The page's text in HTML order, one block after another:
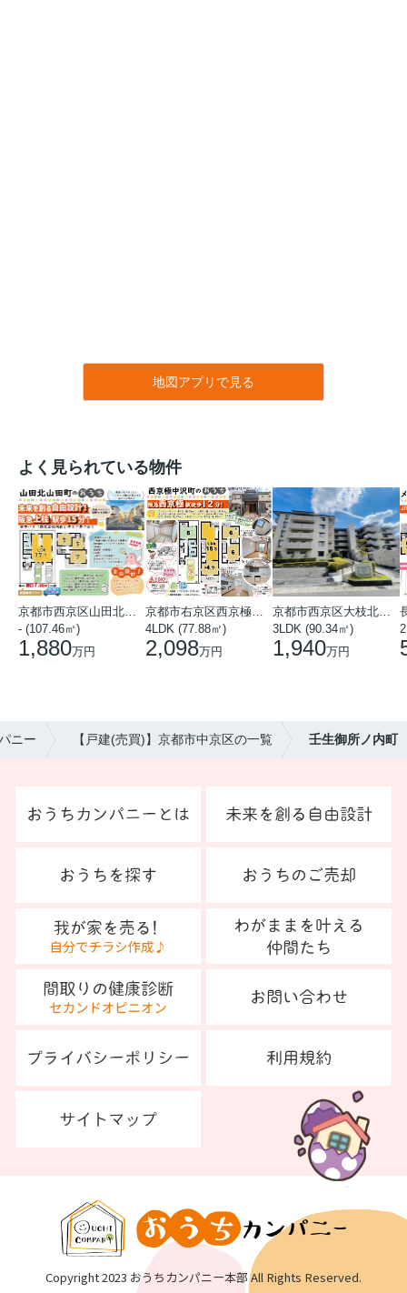
地図アプリで見る
よく見られている物件
- (107.46㎡)
1,880万円
4LDK (77.88㎡)
2,098万円
3LDK (90.34㎡)
1,940万円
ニー 【戸建(売買)】京都市中京区の一覧 壬生御所ノ内町
Copyright 2023 おうちカンパニー本部 All Rights Reserved.